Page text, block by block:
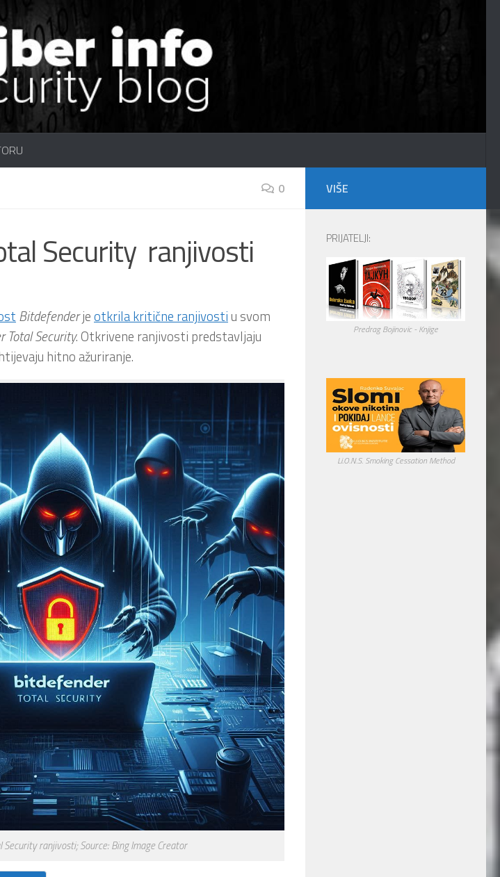
0
Security ranjivosti
Bitdefenderjeotkrila kritične ranjivostiu svom
TotalSecurity. Otkrivene ranjivosti predstavljaju
hitno ažuriranje.
ranjivosti; Source: Bing Image Creator
VIŠE
PRIJATELJI:
Predrag Bojinovic - Knjige
Li.O.N.S. Smoking Cessation Method